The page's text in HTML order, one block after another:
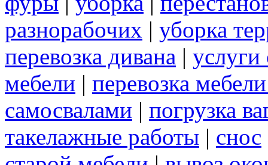
разнорабочих | уборка
перевозка дивана | услуги
мебели | перевозка
самосвалами | погрузка
такелажные работы | снос